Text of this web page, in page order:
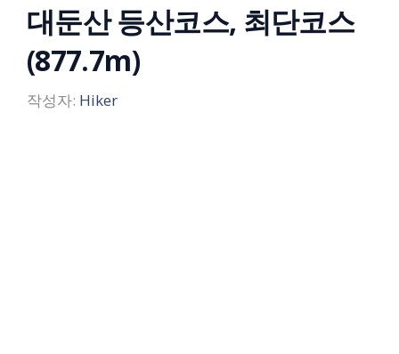
대둔산 등산코스, 최단코스
(877.7m)
작성자: Hiker